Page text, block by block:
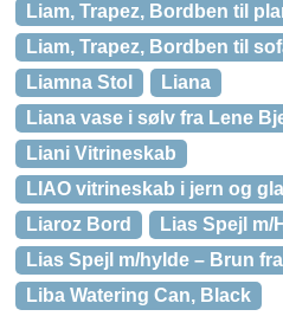
Liam, Trapez, Bordben til
Liam, Trapez, Bordben til
Liamna Stol
Liana
Liana vase i sølv fra Lene
Liani Vitrineskab
LIAO vitrineskab i jern og
Liaroz Bord
Lias Spejl m/
Lias Spejl m/hylde – Brun
Liba Watering Can, Black